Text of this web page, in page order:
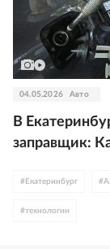
04.05.2026 Авто
В
заправщик:
# Екатеринбург #
#технологии